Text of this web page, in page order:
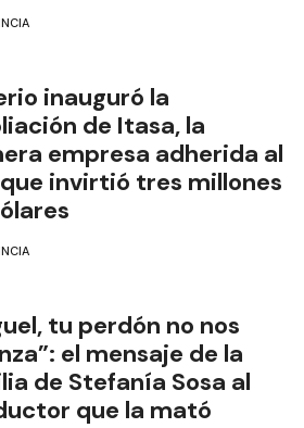
inauguró la
de Itasa, la
empresa adherida al
que invirtió tres millones
tu perdón no nos
el mensaje de la
de Stefanía Sosa al
que la mató